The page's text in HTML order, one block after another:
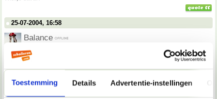
Toestemming Details Advertentie-instellingen
25-07-2004, 16:58
Balance
Volgens mij leer je in een maand daar wonen meer dan in
een jaar lang een cursus volgen in Nederland.
__________________
Ik ga links want ik moet rechts. En we gaan nog niet naar huis.